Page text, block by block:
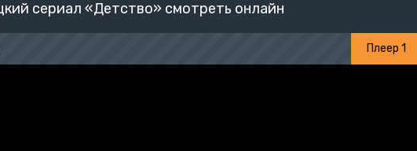
сериал «Детство» смотреть онлайн
Плеер 1